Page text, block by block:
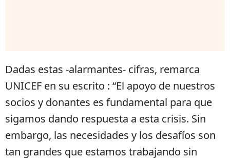
Dadas estas -alarmantes- cifras, remarca
UNICEF en su escrito : “El apoyo de nuestros
socios y donantes es fundamental para que
sigamos dando respuesta a esta crisis. Sin
embargo, las necesidades y los desafíos son
tan grandes que estamos trabajando sin